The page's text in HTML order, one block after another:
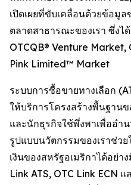
เปิดเผยที่ขับเคลื่อนด้วยข้อมูล
ตลาดสาธารณะของเรา ซึ่งไ
OTCQB® Venture
Pink Limited™ Market
ระบบการซื้อขายทางเลือก
ให้บริการโครงสร้างพื้นฐาน
และนักธุรกิจใช้พึ่งพาเพื่ออำ
รูปแบบนวัตกรรมของเราช่ว
เงินของสหรัฐอเมริกาได้อย่
Link ATS, OTC Link ECN